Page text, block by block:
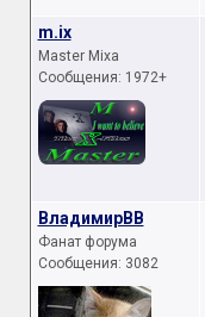
m.ix
Master Mixa
Сообщения: 1972+
ВладимирВВ
Фанат форума
Сообщения: 3082